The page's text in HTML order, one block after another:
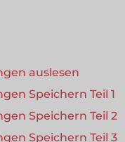
auslesen
Speichern Teil 1
Speichern Teil 2
Speichern Teil 3